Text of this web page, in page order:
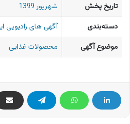
تاریخ پخش
شهریور 1399
دسته‌بندی
آگهی های رادیویی
موضوع آگهی
محصولات غذایی